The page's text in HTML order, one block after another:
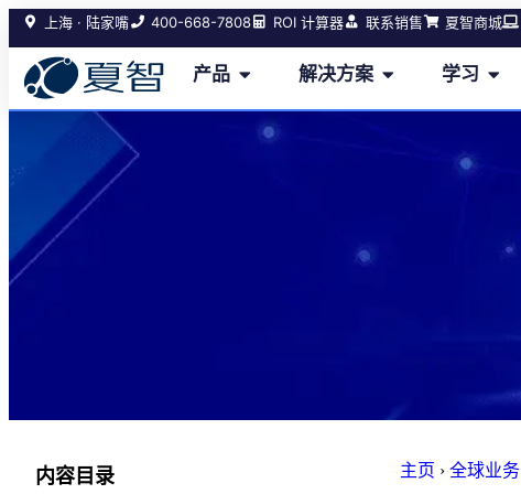
上海 · 陆家嘴 400-668-7808 ROI 计算器 联系销售 夏智商城
产品 解决方案 学习
内容目录 主页 › 全球业务